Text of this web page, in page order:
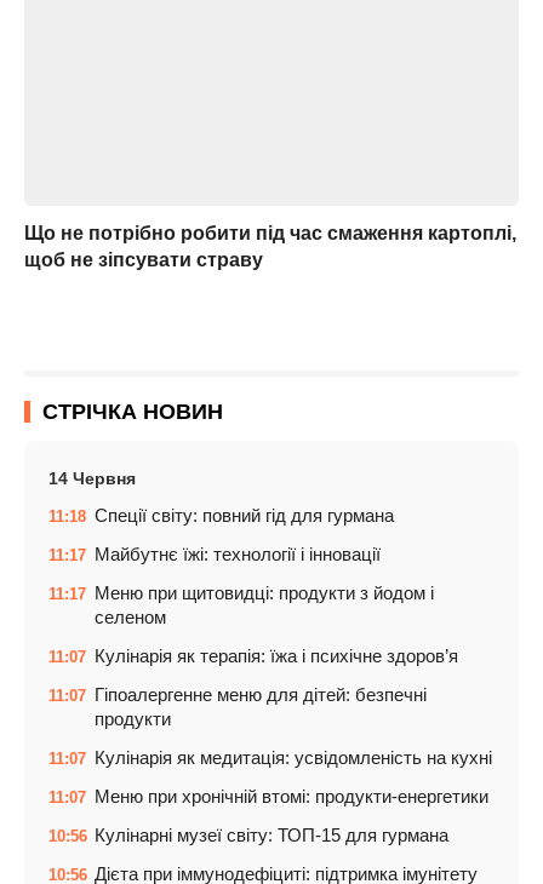
Що не потрібно робити під час смаження картоплі,
щоб не зіпсувати страву
СТРІЧКА НОВИН
14 Червня
11:18 Спеції світу: повний гід для гурмана
11:17 Майбутнє їжі: технології і інновації
11:17 Меню при щитовидці: продукти з йодом і
селеном
11:07 Кулінарія як терапія: їжа і психічне здоров’я
11:07 Гіпоалергенне меню для дітей: безпечні
продукти
11:07 Кулінарія як медитація: усвідомленість на кухні
11:07 Меню при хронічній втомі: продукти-енергетики
10:56 Кулінарні музеї світу: ТОП-15 для гурмана
10:56 Дієта при іммунодефіциті: підтримка імунітету